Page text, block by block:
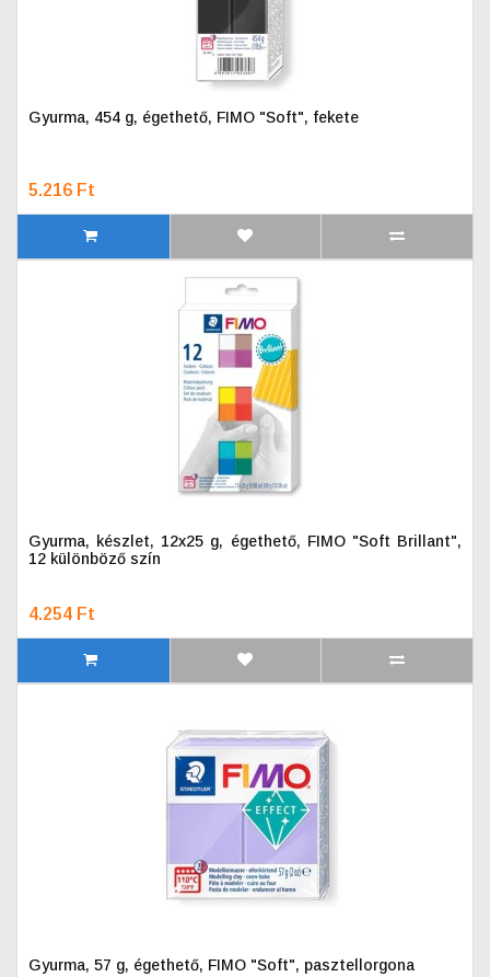
Gyurma, 454 g, égethető, FIMO "Soft", fekete
5.216 Ft
Gyurma, készlet, 12x25 g, égethető, FIMO "Soft Brillant",
12 különböző szín
4.254 Ft
Gyurma, 57 g, égethető, FIMO "Soft", pasztellorgona